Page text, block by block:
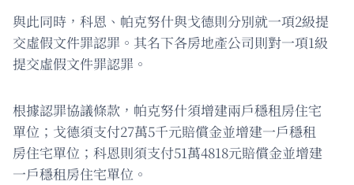
與此同時，科恩、帕克努什與戈德則分別就一項2級提
交虛假文件罪認罪。其名下各房地產公司則對一項1級
提交虛假文件罪認罪。
根據認罪協議條款，帕克努什須增建兩戶穩租房住宅
單位；戈德須支付27萬5千元賠償金並增建一戶穩租
房住宅單位；科恩則須支付51萬4818元賠償金並增建
一戶穩租房住宅單位。